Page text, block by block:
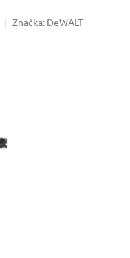
Značka: DeWALT